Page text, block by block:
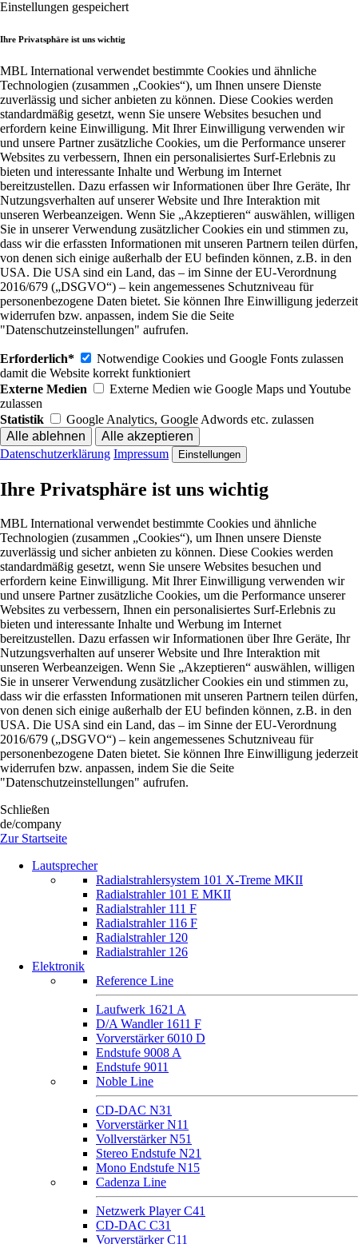
Einstellungen gespeichert
Ihre Privatsphäre ist uns wichtig
MBL International verwendet bestimmte Cookies und ähnliche
Technologien (zusammen „Cookies“), um Ihnen unsere Dienste
zuverlässig und sicher anbieten zu können. Diese Cookies werden
standardmäßig gesetzt, wenn Sie unsere Websites besuchen und
erfordern keine Einwilligung. Mit Ihrer Einwilligung verwenden wir
und unsere Partner zusätzliche Cookies, um die Performance unserer
Websites zu verbessern, Ihnen ein personalisiertes Surf-Erlebnis zu
bieten und interessante Inhalte und Werbung im Internet
bereitzustellen. Dazu erfassen wir Informationen über Ihre Geräte, Ihr
Nutzungsverhalten auf unserer Website und Ihre Interaktion mit
unseren Werbeanzeigen. Wenn Sie „Akzeptieren“ auswählen, willigen
Sie in unserer Verwendung zusätzlicher Cookies ein und stimmen zu,
dass wir die erfassten Informationen mit unseren Partnern teilen dürfen,
von denen sich einige außerhalb der EU befinden können, z.B. in den
USA. Die USA sind ein Land, das – im Sinne der EU-Verordnung
2016/679 („DSGVO“) – kein angemessenes Schutzniveau für
personenbezogene Daten bietet. Sie können Ihre Einwilligung jederzeit
widerrufen bzw. anpassen, indem Sie die Seite
"Datenschutzeinstellungen" aufrufen.
Erforderlich*
Notwendige Cookies und Google Fonts zulassen
damit die Website korrekt funktioniert
Externe Medien
Externe Medien wie Google Maps und Youtube
zulassen
Statistik
Google Analytics, Google Adwords etc. zulassen
Datenschutzerklärung Impressum Einstellungen
Ihre Privatsphäre ist uns wichtig
MBL International verwendet bestimmte Cookies und ähnliche
Technologien (zusammen „Cookies“), um Ihnen unsere Dienste
zuverlässig und sicher anbieten zu können. Diese Cookies werden
standardmäßig gesetzt, wenn Sie unsere Websites besuchen und
erfordern keine Einwilligung. Mit Ihrer Einwilligung verwenden wir
und unsere Partner zusätzliche Cookies, um die Performance unserer
Websites zu verbessern, Ihnen ein personalisiertes Surf-Erlebnis zu
bieten und interessante Inhalte und Werbung im Internet
bereitzustellen. Dazu erfassen wir Informationen über Ihre Geräte, Ihr
Nutzungsverhalten auf unserer Website und Ihre Interaktion mit
unseren Werbeanzeigen. Wenn Sie „Akzeptieren“ auswählen, willigen
Sie in unserer Verwendung zusätzlicher Cookies ein und stimmen zu,
dass wir die erfassten Informationen mit unseren Partnern teilen dürfen,
von denen sich einige außerhalb der EU befinden können, z.B. in den
USA. Die USA sind ein Land, das – im Sinne der EU-Verordnung
2016/679 („DSGVO“) – kein angemessenes Schutzniveau für
personenbezogene Daten bietet. Sie können Ihre Einwilligung jederzeit
widerrufen bzw. anpassen, indem Sie die Seite
"Datenschutzeinstellungen" aufrufen.
Schließen
de/company
Zur Startseite
Lautsprecher
Radialstrahlersystem 101 X-Treme MKII
Radialstrahler 101 E MKII
Radialstrahler 111 F
Radialstrahler 116 F
Radialstrahler 120
Radialstrahler 126
Elektronik
Reference Line
Laufwerk 1621 A
D/A Wandler 1611 F
Vorverstärker 6010 D
Endstufe 9008 A
Endstufe 9011
Noble Line
CD-DAC N31
Vorverstärker N11
Vollverstärker N51
Stereo Endstufe N21
Mono Endstufe N15
Cadenza Line
Netzwerk Player C41
CD-DAC C31
Vorverstärker C11